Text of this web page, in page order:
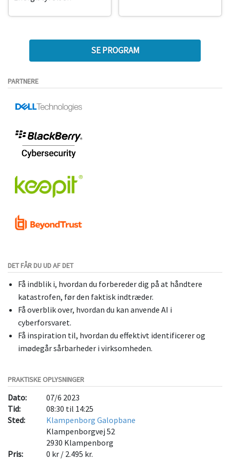
SE PROGRAM
PARTNERE
DET FÅR DU UD AF DET
Få indblik i, hvordan du forbereder dig på at håndtere
katastrofen, før den faktisk indtræder.
Få overblik over, hvordan du kan anvende AI i
cyberforsvaret.
Få inspiration til, hvordan du effektivt identificerer og
imødegår sårbarheder i virksomheden.
PRAKTISKE OPLYSNINGER
Dato:
07/6 2023
Tid:
08:30 til 14:25
Sted:
Klampenborg Galopbane
Klampenborgvej 52
2930 Klampenborg
Pris:
0 kr / 2.495 kr.